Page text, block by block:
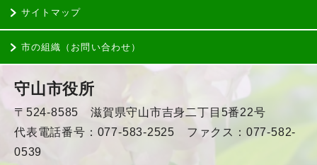
サイトマップ
市の組織（お問い合わせ）
守山市役所
〒524-8585 滋賀県守山市吉身二丁目5番22号
代表電話番号：077-583-2525 ファクス：077-582-
0539